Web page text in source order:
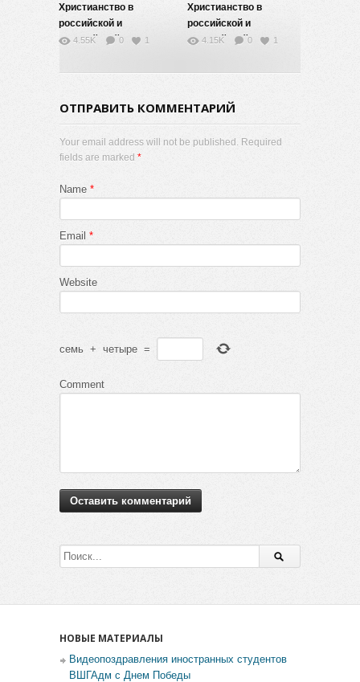
Христианство в
российской и
европейской
4.55K 0 1
Христианство в
российской и
европейской
4.15K 0 1
ОТПРАВИТЬ КОММЕНТАРИЙ
Your email address will not be published. Required
fields are marked *
Name *
Email *
Website
семь + четыре =
Comment
НОВЫЕ МАТЕРИАЛЫ
Видеопоздравления иностранных студентов
ВШГАдм с Днем Победы